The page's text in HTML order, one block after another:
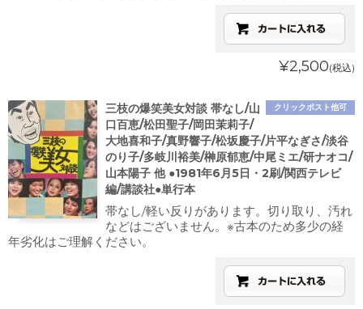
¥2,500(税込)
クリックポスト他可
三枝の爆笑美女対談 帯なし/山
口百恵/松田聖子/岡田茉莉子/
大地喜和子/真野響子/松坂慶子/片平なぎさ/淡谷
のり子/多岐川裕美/榊原郁恵/中尾ミエ/研ナオコ/
山本陽子 他 ●1981年6月5日・2刷/関西テレビ
編/講談社●単行本
帯なし/軽い反りがあります。切り取り、汚れ
などはございません。※古本のため多少の経
年劣化はご理解ください。